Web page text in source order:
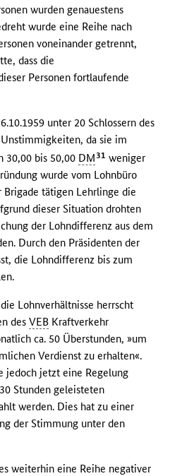
wurden genauestens
wurde eine Reihe nach
voneinander getrennt,
dass die
Personen fortlaufende
unter 20 Schlossern des
da sie im
30,00 bis 50,00 DM31 weniger
wurde vom Lohnbüro
tätigen Lehrlinge die
dieser Situation drohten
der Lohndifferenz aus dem
Durch den Präsidenten der
die Lohndifferenz bis zum
Lohnverhältnisse herrscht
desVEB Kraftverkehr
ca. 50 Überstunden, »um
Verdienst zu erhalten«.
jedoch jetzt eine Regelung
Stunden geleisteten
werden. Dies hat zu einer
der Stimmung unter den
weiterhin eine Reihe negativer